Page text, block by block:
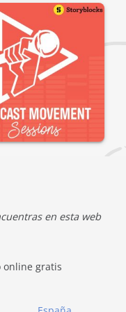
en esta web
online gratis